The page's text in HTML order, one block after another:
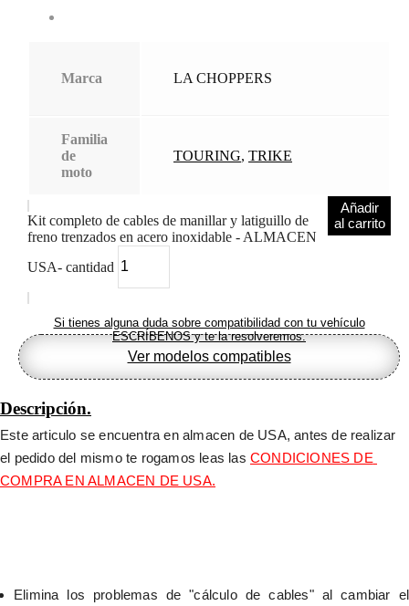
Marca LA CHOPPERS
Familia
de
moto
TOURING, TRIKE
Kit completo de cables de manillar y latiguillo de
freno trenzados en acero inoxidable - ALMACEN
USA- cantidad
Añadir
al carrito
Si tienes alguna duda sobre compatibilidad con tu vehículo
ESCRÍBENOS y te la resolveremos.
Ver modelos compatibles
Descripción.
Este articulo se encuentra en almacen de USA, antes de realizar
el pedido del mismo te rogamos leas las CONDICIONES DE
COMPRA EN ALMACEN DE USA.
Elimina los problemas de "cálculo de cables" al cambiar el